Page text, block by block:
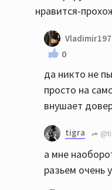
нравится-
0
да никто не
просто на
внушает
tigra
а мне
разьем очень